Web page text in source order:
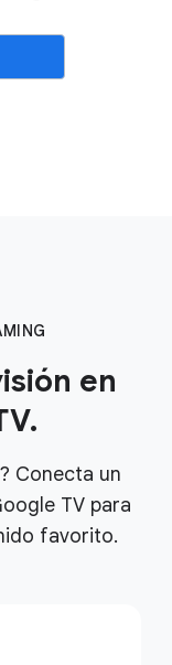
en
Conecta un
TV para
favorito.